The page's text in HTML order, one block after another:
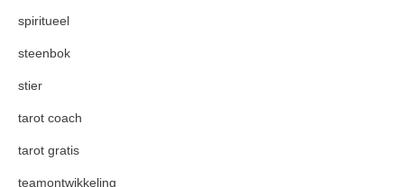
spiritueel
steenbok
stier
tarot coach
tarot gratis
teamontwikkeling